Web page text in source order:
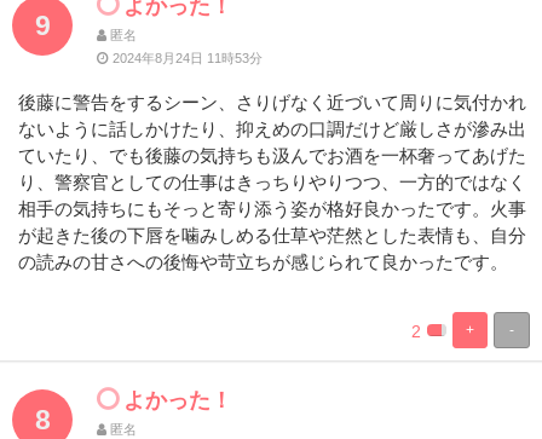
9
よかった！
匿名
2024年8月24日 11時53分
後藤に警告をするシーン、さりげなく近づいて周りに気付かれ
ないように話しかけたり、抑えめの口調だけど厳しさが滲み出
ていたり、でも後藤の気持ちも汲んでお酒を一杯奢ってあげた
り、警察官としての仕事はきっちりやりつつ、一方的ではなく
相手の気持ちにもそっと寄り添う姿が格好良かったです。火事
が起きた後の下唇を噛みしめる仕草や茫然とした表情も、自分
の読みの甘さへの後悔や苛立ちが感じられて良かったです。
-
+
%
Complete
100%
Complete
2
8
よかった！
匿名